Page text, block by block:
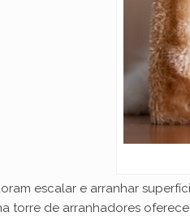
escalar e arranhar
torre de arranhadores